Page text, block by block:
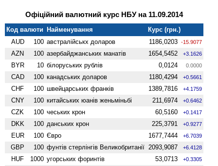
Офіційний валютний курс НБУ на 11.09.2014
Код валюти Найменування
Курс (грн.)
AUD
100 австралійськх доларов 1186,0203 -15.9077
AZN 100 азербайджанських манатів 1654,5452 +3.1626
BYR 10 білоруських рублів 0,0124 0.0000
CAD 100 канадських доларов 1180,4294 +0.5661
CHF 100 швейцарських франків 1389,7816 +4.1759
CNY 100 китайських юанів женьмiньбi 211,6974 +0.6462
CZK 100 чеських крон 60,5160 +0.1417
DKK 100 данських крон 225,3791 +0.9277
EUR 100 Євро 1677,7444 +6.7039
GBP 100 фунтів стерлінгів Велико­британії 2093,9087 +6.4128
HUF 1000 угорських форинтів 53,0713 +0.3305